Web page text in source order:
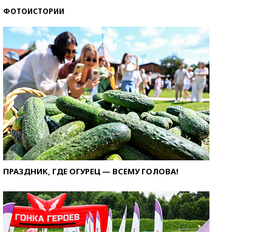
ФОТОИСТОРИИ
ПРАЗДНИК, ГДЕ ОГУРЕЦ — ВСЕМУ ГОЛОВА!